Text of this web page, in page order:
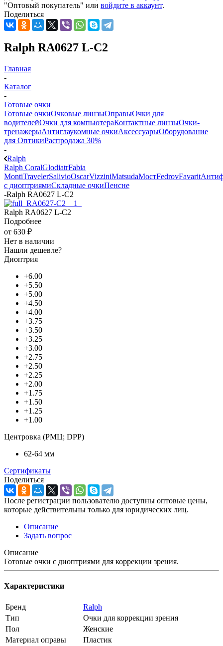
"Оптовый покупатель" или войдите в аккаунт.
Поделиться
Ralph RA0627 L-C2
Главная
-
Каталог
-
Готовые очки
Готовые очкиОчковые линзыОправыОчки для
водителейОчки для компьютераКонтактные линзыОчки-
тренажерыАнтиглаукомные очкиАксессуарыОборудование
для ОптикиРаспродажа 30%
-
Ralph
Ralph CoralGlodiatrFabia
MontiTravelerSalivioOscarVizziniMatsudaМостFedrovFavarit
с диоптриямиСкладные очкиПенсне
-Ralph RA0627 L-C2
Ralph RA0627 L-C2
Подробнее
от 630 ₽
Нет в наличии
Нашли дешевле?
Диоптрия
+6.00
+5.50
+5.00
+4.50
+4.00
+3.75
+3.50
+3.25
+3.00
+2.75
+2.50
+2.25
+2.00
+1.75
+1.50
+1.25
+1.00
Центровка (РМЦ; DPP)
62-64 мм
Сертификаты
Поделиться
После регистрации пользователю доступны оптовые цены,
которые действительны только для юридических лиц.
Описание
Задать вопрос
Описание
Готовые очки с диоптриями для коррекции зрения.
Характеристики
Бренд
Ralph
Тип
Очки для коррекции зрения
Пол
Женские
Материал оправы
Пластик